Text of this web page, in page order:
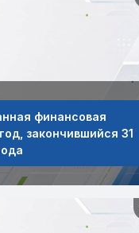
финансовая
закончившийся 31